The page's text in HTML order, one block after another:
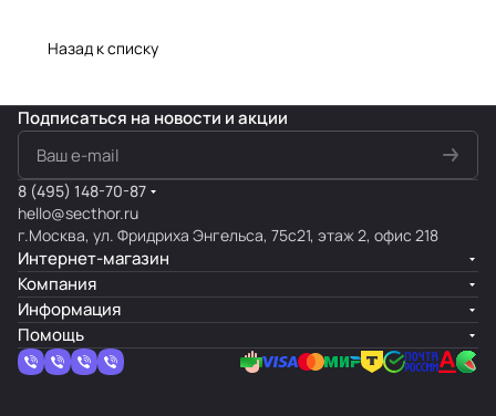
Назад к списку
Подписаться на новости и акции
8 (495) 148-70-87
hello@secthor.ru
г.Москва, ул. Фридриха Энгельса, 75с21, этаж 2, офис 218
Интернет-магазин
Компания
Информация
Помощь